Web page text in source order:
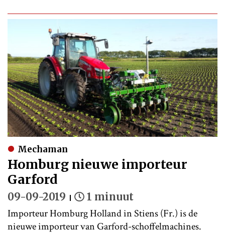
Mechaman
Homburg nieuwe importeur
Garford
09-09-2019 1 minuut
Importeur Homburg Holland in Stiens (Fr.) is de
nieuwe importeur van Garford-schoffelmachines.